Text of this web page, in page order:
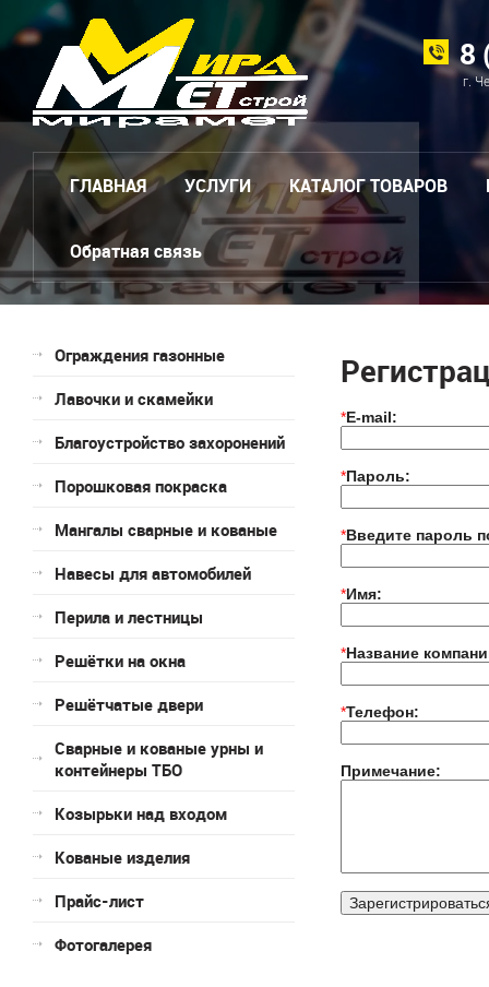
8
г.
ГЛАВНАЯ УСЛУГИ КАТАЛОГ ТОВАРОВ
Обратная связь
*E-mail:
*Пароль:
*Введите пароль
*Имя:
*Название
*Телефон:
Примечание:
Ограждения газонные
Лавочки и скамейки
Благоустройство захоронений
Порошковая покраска
Мангалы сварные и кованые
Навесы для автомобилей
Перила и лестницы
Решётки на окна
Решётчатые двери
Сварные и кованые урны и
контейнеры ТБО
Козырьки над входом
Кованые изделия
Прайс-лист
Фотогалерея